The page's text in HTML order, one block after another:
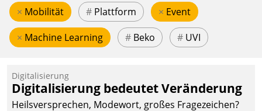
× Mobilität # Plattform × Event
× Machine Learning # Beko # UVI
Digitalisierung
Digitalisierung bedeutet Veränderung
Heilsversprechen, Modewort, großes Fragezeichen?